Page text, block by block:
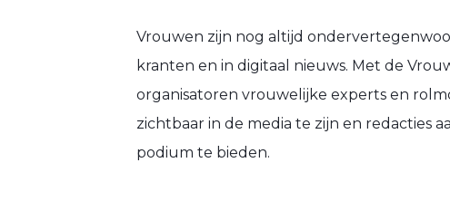
Vrouwen zijn nog altijd
kranten en in digitaal nieuws. Met de
organisatoren vrouwelijke experts en
zichtbaar in de media te zijn en redacties
podium te bieden.